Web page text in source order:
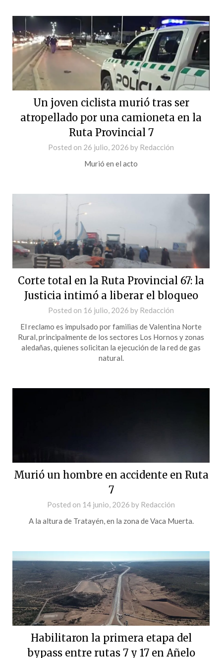
Un joven ciclista murió tras ser
atropellado por una camioneta en la
Ruta Provincial 7
Posted on 26 julio, 2026 by Redacción
Murió en el acto
Corte total en la Ruta Provincial 67: la
Justicia intimó a liberar el bloqueo
Posted on 16 julio, 2026 by Redacción
El reclamo es impulsado por familias de Valentina Norte
Rural, principalmente de los sectores Los Hornos y zonas
aledañas, quienes solicitan la ejecución de la red de gas
natural.
Murió un hombre en accidente en Ruta
7
Posted on 14 junio, 2026 by Redacción
A la altura de Tratayén, en la zona de Vaca Muerta.
Habilitaron la primera etapa del
bypass entre rutas 7 y 17 en Añelo